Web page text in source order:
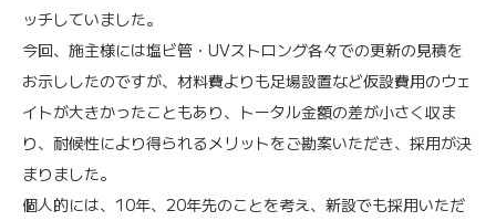
ッチしていました。
今回、施主様には塩ビ管・UVストロング各々での更新の見積を
お示ししたのですが、材料費よりも足場設置など仮設費用のウェ
イトが大きかったこともあり、トータル金額の差が小さく収ま
り、耐候性により得られるメリットをご勘案いただき、採用が決
まりました。
個人的には、10年、20年先のことを考え、新設でも採用いただ